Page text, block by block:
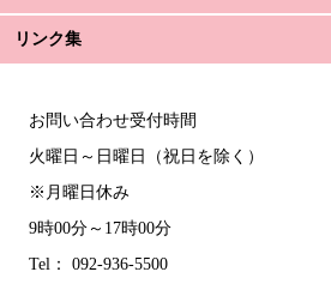
リンク集
お問い合わせ受付時間
火曜日～日曜日（祝日を除く）
※月曜日休み
9時00分～17時00分
Tel： 092-936-5500